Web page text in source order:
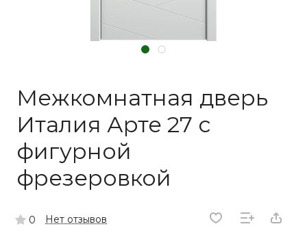
Межкомнатная дверь
Италия Арте 27 с
фигурной
фрезеровкой
0 Нет отзывов